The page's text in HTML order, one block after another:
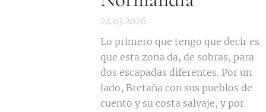
24.03.2026
Lo primero que tengo que decir es
que esta zona da, de sobras, para
dos escapadas diferentes. Por un
lado, Bretaña con sus pueblos de
cuento y su costa salvaje, y por